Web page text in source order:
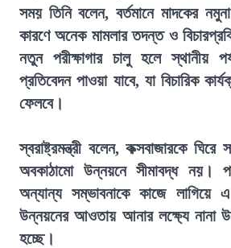
সময় তিনি বলেন, বর্তমানে মাদকের নমুনা
কারণে অনেক মামলার তদন্ত ও
নতুন পরীক্ষাগার চালু হলে স্থানীয়
প্রতিবেদন পাওয়া যাবে, যা বিচারিক
ফেলবে।
স্বরাষ্ট্রমন্ত্রী বলেন, কক্সবাজারকে ঘিরে
অবকাঠামো উন্নয়নে সীমাবদ্ধ নয়।
অন্যান্য সম্ভাবনাকে কাজে লাগিয়ে এ
উন্নয়নের আওতায় আনার লক্ষ্যে নানা
হচ্ছে।